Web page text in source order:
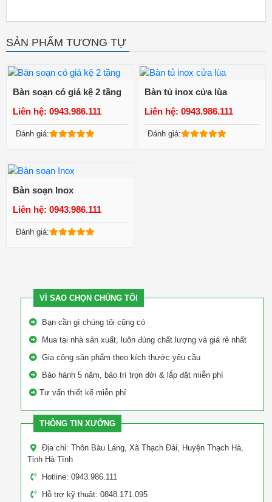
SẢN PHẨM TƯƠNG TỰ
Xem chi tiết
Bàn soạn có giá kệ 2 tầng
Liên hệ: 0943.986.111
Đánh giá:
Xem chi tiết
Bàn tủ inox cửa lùa
Liên hệ: 0943.986.111
Đánh giá:
Xem chi tiết
Bàn soạn Inox
Liên hệ: 0943.986.111
Đánh giá:
VÌ SAO CHỌN CHÚNG TÔI
Bạn cần gì chúng tôi cũng có
Mua tại nhà sản xuất, luôn đúng chất lượng và giá rẻ nhất
Gia công sản phẩm theo kích thước yêu cầu
Bảo hành 5 năm, bảo trì trọn đời & lắp đặt miễn phí
Tư vấn thiết kế miễn phí
THÔNG TIN XƯỞNG
Địa chỉ: Thôn Bàu Láng, Xã Thạch Đài, Huyện Thạch Hà,
Tỉnh Hà Tĩnh
Hotline: 0943.986.111
Hỗ trợ kỹ thuật: 0848.171.095